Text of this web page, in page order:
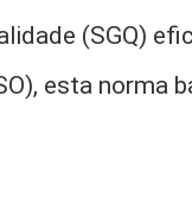
(SGQ)
esta norma